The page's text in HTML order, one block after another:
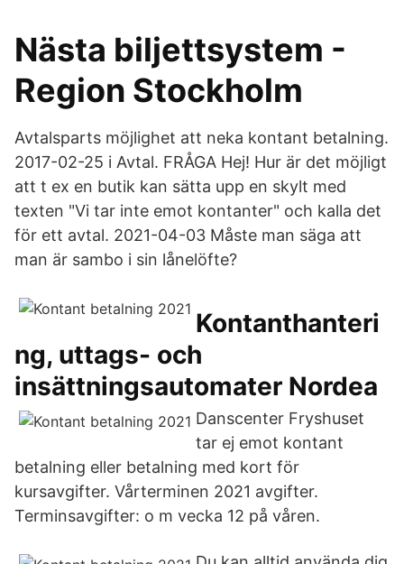
Nästa biljettsystem -
Region Stockholm
Avtalsparts möjlighet att neka kontant betalning.
2017-02-25 i Avtal. FRÅGA Hej! Hur är det möjligt
att t ex en butik kan sätta upp en skylt med
texten "Vi tar inte emot kontanter" och kalla det
för ett avtal. 2021-04-03 Måste man säga att
man är sambo i sin lånelöfte?
Kontanthanteri
ng, uttags- och
insättningsautomater Nordea
Danscenter Fryshuset
tar ej emot kontant
betalning eller betalning med kort för
kursavgifter. Vårterminen 2021 avgifter.
Terminsavgifter: o m vecka 12 på våren.